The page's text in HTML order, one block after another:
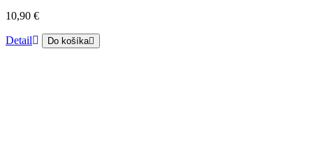
10,90 €
Detail Do košíka